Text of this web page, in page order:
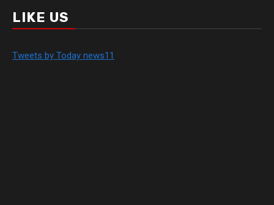
LIKE US
Tweets by Today news11